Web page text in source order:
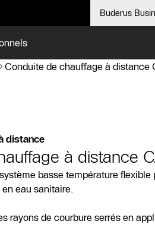
Buderus
Conduite de chauffage à distance
distance
à distance
basse température flexible
eau sanitaire.
rayons de courbure serrés en